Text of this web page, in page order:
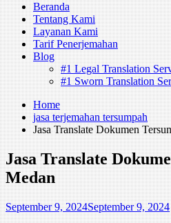
Beranda
Tentang Kami
Layanan Kami
Tarif Penerjemahan
Blog
#1 Legal Translation
#1 Sworn Translation
Home
jasa terjemahan tersumpah
Jasa Translate Dokumen
Jasa Translate
Medan
September 9, 2024September 9, 2024